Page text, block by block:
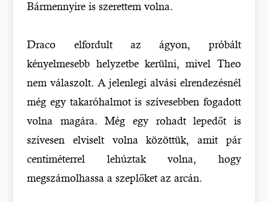
Bármennyire is szerettem volna.
Draco elfordult az ágyon, próbált
kényelmesebb helyzetbe kerülni, mivel Theo
nem válaszolt. A jelenlegi alvási elrendezésnél
még egy takaróhalmot is szívesebben fogadott
volna magára. Még egy rohadt lepedőt is
szívesen elviselt volna közöttük, amit pár
centiméterrel lehúztak volna, hogy
megszámolhassa a szeplőket az arcán.